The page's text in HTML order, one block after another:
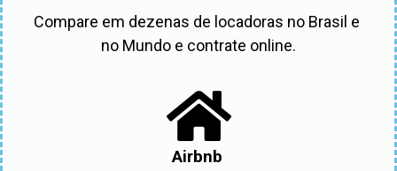
Compare em dezenas de locadoras no Brasil e
no Mundo e contrate online.
Airbnb